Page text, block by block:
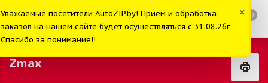
0
Zmax
Уважаемые посетители AutoZIP.by! Прием и обработка
заказов на нашем сайте будет осуществляться с 31.08.26г
Спасибо за понимание!!
×